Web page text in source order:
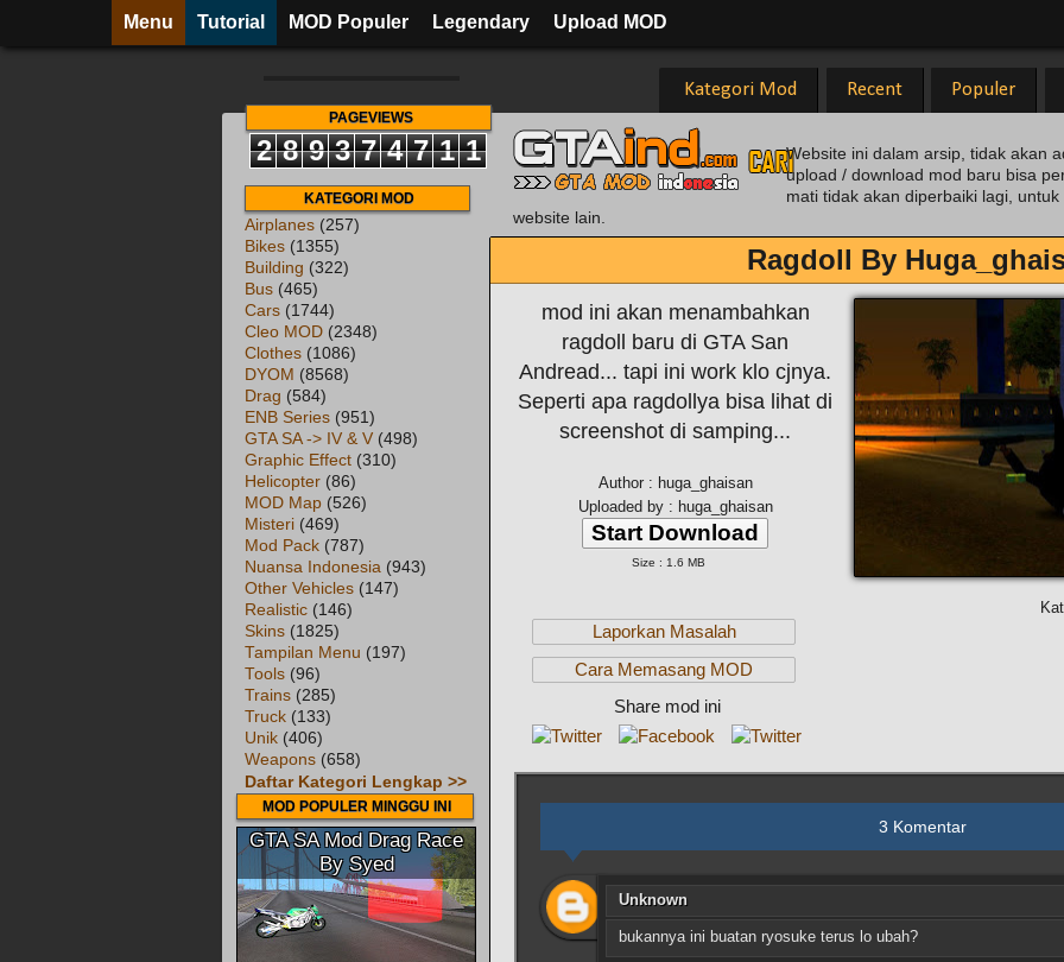
Menu Tutorial MOD Populer Legendary Upload MOD
Kategori Mod Recent Populer
Website ini dalam arsip, tidak akan
upload / download mod baru bisa
mati tidak akan diperbaiki lagi,
website lain.
Ragdoll By
mod ini akan menambahkan
ragdoll baru di GTA San
Andread... tapi ini work klo cjnya.
Seperti apa ragdollya bisa lihat di
screenshot di samping...
Author : huga_ghaisan
Uploaded by : huga_ghaisan
Start Download
Size : 1.6 MB
Laporkan Masalah
Cara Memasang MOD
Share mod ini
3 Komentar
Unknown
bukannya ini buatan ryosuke terus lo ubah?
PAGEVIEWS
2 8 9 3 7 4 7 1 2
KATEGORI MOD
Airplanes (257)
Bikes (1355)
Building (322)
Bus (465)
Cars (1744)
Cleo MOD (2348)
Clothes (1086)
DYOM (8568)
Drag (584)
ENB Series (951)
GTA SA -> IV & V (498)
Graphic Effect (310)
Helicopter (86)
MOD Map (526)
Misteri (469)
Mod Pack (787)
Nuansa Indonesia (943)
Other Vehicles (147)
Realistic (146)
Skins (1825)
Tampilan Menu (197)
Tools (96)
Trains (285)
Truck (133)
Unik (406)
Weapons (658)
Daftar Kategori Lengkap >>
MOD POPULER MINGGU INI
GTA SA Mod Drag Race
By Syed